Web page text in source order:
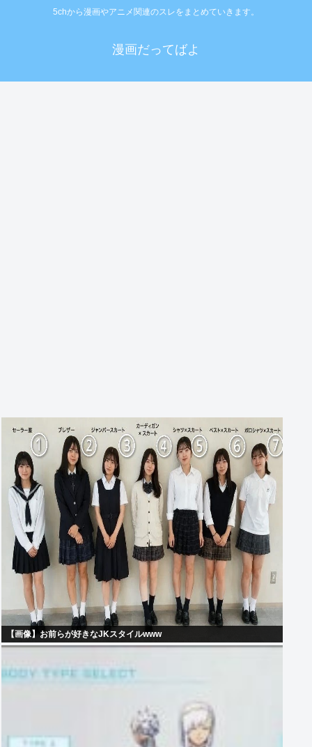
5chから漫画やアニメ関連のスレをまとめていきます。
漫画だってばよ
【画像】お前らが好きなJKスタイルwww